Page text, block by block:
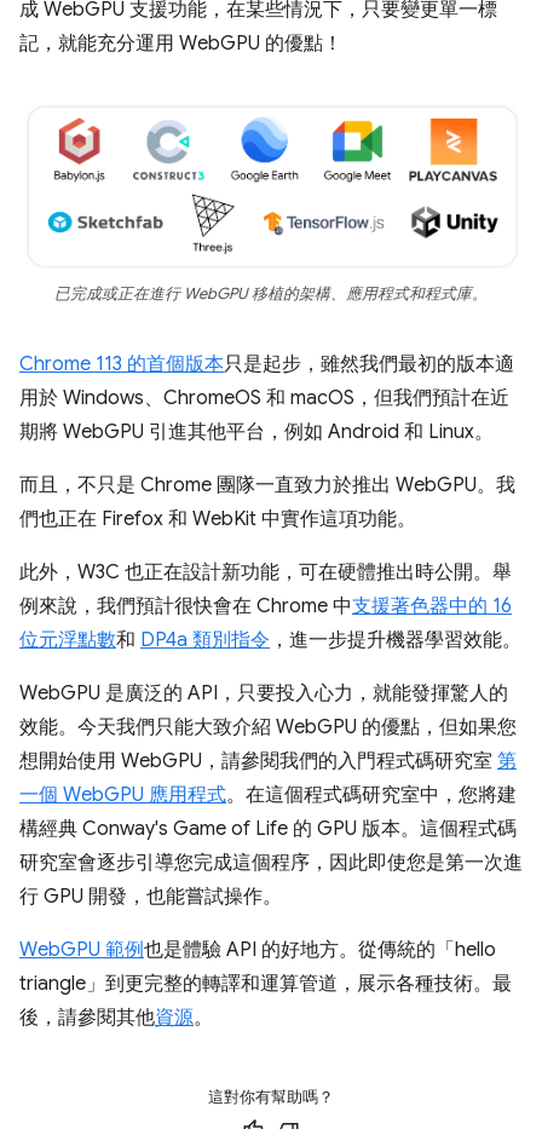
成 WebGPU 支援功能，在某些情況下，只要變更單一標
記，就能充分運用 WebGPU 的優點！
已完成或正在進行 WebGPU 移植的架構、應用程式和程式庫。
Chrome 113 的首個版本只是起步，雖然我們最初的版本適
用於 Windows、ChromeOS 和 macOS，但我們預計在近
期將 WebGPU 引進其他平台，例如 Android 和 Linux。
而且，不只是 Chrome 團隊一直致力於推出 WebGPU。我
們也正在 Firefox 和 WebKit 中實作這項功能。
此外，W3C 也正在設計新功能，可在硬體推出時公開。舉
例來說，我們預計很快會在 Chrome 中支援著色器中的 16
位元浮點數和 DP4a 類別指令 ，進一步提升機器學習效能。
WebGPU 是廣泛的 API，只要投入心力，就能發揮驚人的
效能。今天我們只能大致介紹 WebGPU 的優點，但如果您
想開始使用 WebGPU，請參閱我們的入門程式碼研究室 第
一個 WebGPU 應用程式。在這個程式碼研究室中，您將建
構經典 Conway's Game of Life 的 GPU 版本。這個程式碼
研究室會逐步引導您完成這個程序，因此即使您是第一次進
行 GPU 開發，也能嘗試操作。
WebGPU 範例也是體驗 API 的好地方。從傳統的「hello
triangle」到更完整的轉譯和運算管道，展示各種技術。最
後，請參閱其他資源。
這對你有幫助嗎？